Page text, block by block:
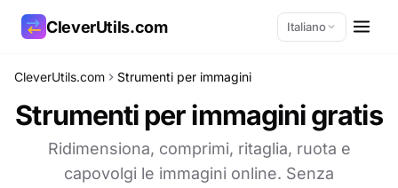
CleverUtils.com Italiano
CleverUtils.com Strumenti per immagini
Strumenti per immagini gratis
Ridimensiona, comprimi, ritaglia, ruota e
capovolgi le immagini online. Senza
Copia link